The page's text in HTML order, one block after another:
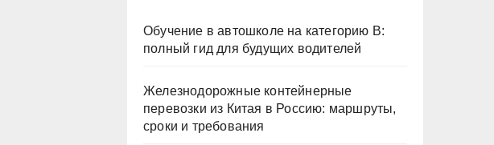
Обучение в автошколе на категорию В:
полный гид для будущих водителей
Железнодорожные контейнерные
перевозки из Китая в Россию: маршруты,
сроки и требования